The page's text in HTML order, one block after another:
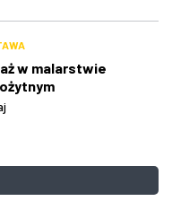
w malarstwie